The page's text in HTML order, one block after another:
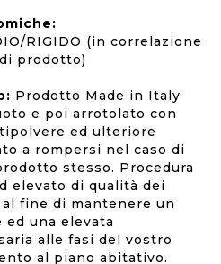
RIGIDO (in correlazione
prodotto)
Prodotto Made in Italy
e poi arrotolato con
ed ulteriore
a rompersi nel caso di
stesso. Procedura
elevato di qualità dei
fine di mantenere un
una elevata
alle fasi del vostro
al piano abitativo.